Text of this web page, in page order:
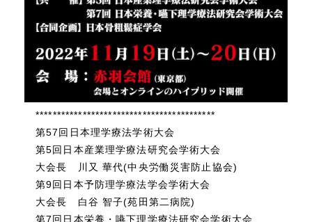
******************************************
第57回日本理学療法学術大会
第5回日本産業理学療法研究会学術大会
大会長 川又 華代(中央労働災害防止協会)
第9回日本予防理学療法学会学術大会
大会長 白谷 智子(苑田第二病院)
第7回日本栄養・嚥下理学療法研究会学術大会